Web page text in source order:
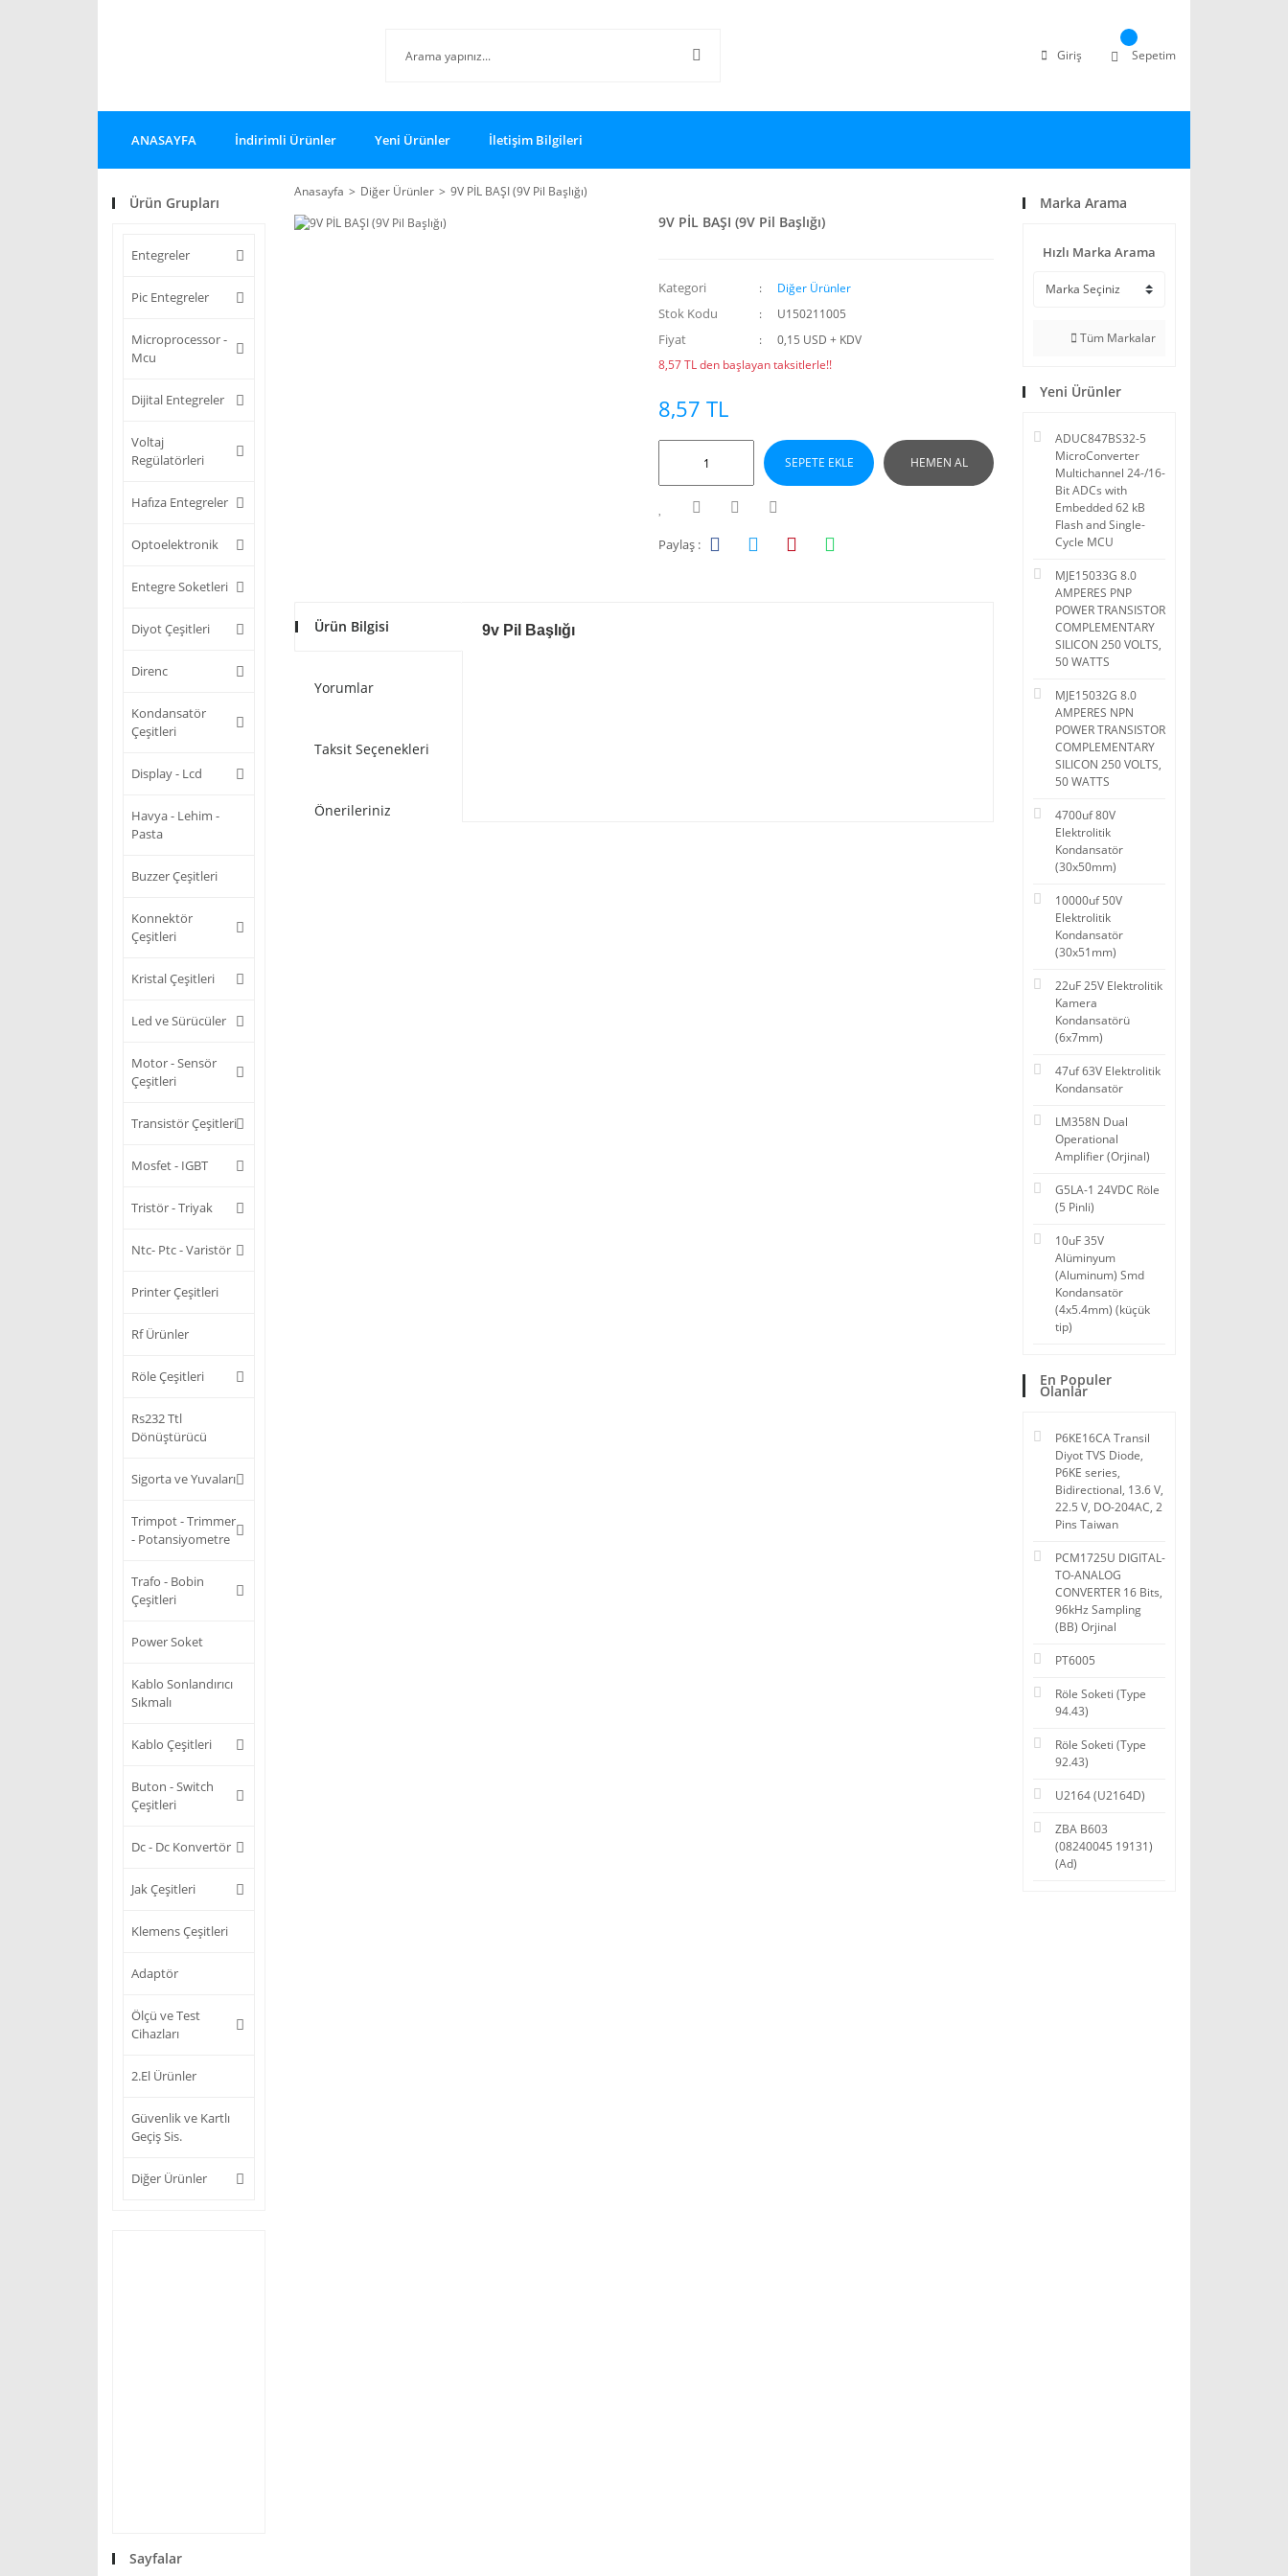
Giriş Sepetim
ANASAYFA İndirimli Ürünler Yeni Ürünler İletişim Bilgileri
Ürün Grupları
Entegreler
Pic Entegreler
Microprocessor -
Mcu
Dijital Entegreler
Voltaj
Regülatörleri
Hafıza Entegreler
Optoelektronik
Entegre Soketleri
Diyot Çeşitleri
Direnc
Kondansatör
Çeşitleri
Display - Lcd
Havya - Lehim -
Pasta
Buzzer Çeşitleri
Konnektör
Çeşitleri
Kristal Çeşitleri
Led ve Sürücüler
Motor - Sensör
Çeşitleri
Transistör Çeşitleri
Mosfet - IGBT
Tristör - Triyak
Ntc- Ptc - Varistör
Printer Çeşitleri
Rf Ürünler
Röle Çeşitleri
Rs232 Ttl
Dönüştürücü
Sigorta ve Yuvaları
Trimpot - Trimmer
- Potansiyometre
Trafo - Bobin
Çeşitleri
Power Soket
Kablo Sonlandırıcı
Sıkmalı
Kablo Çeşitleri
Buton - Switch
Çeşitleri
Dc - Dc Konvertör
Jak Çeşitleri
Klemens Çeşitleri
Adaptör
Ölçü ve Test
Cihazları
2.El Ürünler
Güvenlik ve Kartlı
Geçiş Sis.
Diğer Ürünler
Sayfalar
Anasayfa Diğer Ürünler 9V PİL BAŞI (9V Pil Başlığı)
9V PİL BAŞI (9V Pil Başlığı)
Kategori Diğer Ürünler
Stok Kodu U150211005
Fiyat
0,15 USD + KDV
8,57 TL den başlayan taksitlerle!!
8,57 TL
SEPETE EKLE HEMEN AL
Paylaş :
Ürün Bilgisi
Yorumlar
Taksit Seçenekleri
Önerileriniz
9v Pil Başlığı
Marka Arama
Hızlı Marka Arama
Tüm Markalar
Yeni Ürünler
ADUC847BS32-5
MicroConverter
Multichannel 24-/16-
Bit ADCs with
Embedded 62 kB
Flash and Single-
Cycle MCU
MJE15033G 8.0
AMPERES PNP
POWER TRANSISTOR
COMPLEMENTARY
SILICON 250 VOLTS,
50 WATTS
MJE15032G 8.0
AMPERES NPN
POWER TRANSISTOR
COMPLEMENTARY
SILICON 250 VOLTS,
50 WATTS
4700uf 80V
Elektrolitik
Kondansatör
(30x50mm)
10000uf 50V
Elektrolitik
Kondansatör
(30x51mm)
22uF 25V Elektrolitik
Kamera
Kondansatörü
(6x7mm)
47uf 63V Elektrolitik
Kondansatör
LM358N Dual
Operational
Amplifier (Orjinal)
G5LA-1 24VDC Röle
(5 Pinli)
10uF 35V
Alüminyum
(Aluminum) Smd
Kondansatör
(4x5.4mm) (küçük
tip)
En Populer
Olanlar
P6KE16CA Transil
Diyot TVS Diode,
P6KE series,
Bidirectional, 13.6 V,
22.5 V, DO-204AC, 2
Pins Taiwan
PCM1725U DIGITAL-
TO-ANALOG
CONVERTER 16 Bits,
96kHz Sampling
(BB) Orjinal
PT6005
Röle Soketi (Type
94.43)
Röle Soketi (Type
92.43)
U2164 (U2164D)
ZBA B603
(08240045 19131)
(Ad)